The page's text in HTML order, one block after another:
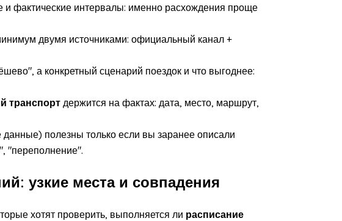
фактические интервалы: именно расхождения проще
двумя источниками: официальный канал +
а конкретный сценарий поездок и что выгоднее:
транспорт держится на фактах: дата, место, маршрут,
полезны только если вы заранее описали
"переполнение".
узкие места и совпадения
хотят проверить, выполняется ли расписание